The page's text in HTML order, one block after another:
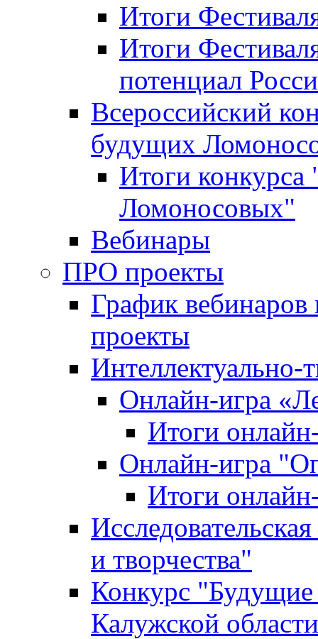
Итоги
Итоги
потенциал
Всероссийский
будущих
Итоги
Ломоносовых"
Вебинары
ПРО проекты
График
проекты
Интеллектуально-
Онлайн-игра
Итоги
Онлайн-игра
Итоги
и творчества"
Конкурс
Калужской области